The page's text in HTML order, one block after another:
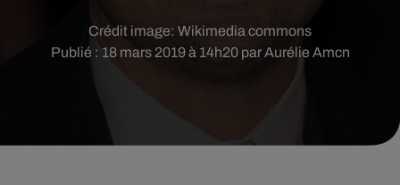
Publié : 18 mars 2019 à 14h20 par Aurélie Amcn
Crédit image: Wikimedia commons